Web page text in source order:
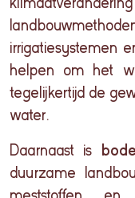
irrigatiesystemen
helpen om het
tegelijkertijd de
water.
Daarnaast is
duurzame